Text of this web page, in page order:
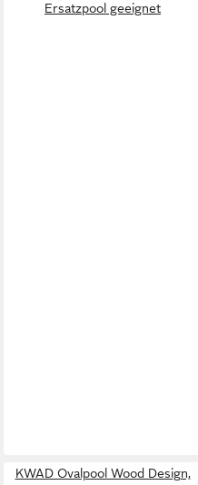
Ersatzpool geeignet
KWAD Ovalpool Wood Design,